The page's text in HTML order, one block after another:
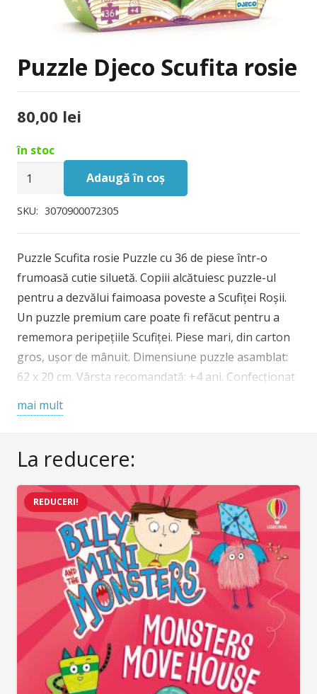
Puzzle Djeco Scufita rosie
80,00 lei
în stoc
Cantitate
Djeco
rosie
Adaugă în coș
SKU: 3070900072305
Puzzle Scufita rosie Puzzle cu 36 de piese într-o
frumoasă cutie siluetă. Copiii alcătuiesc puzzle-ul
pentru a dezvălui faimoasa poveste a Scufiței Roșii.
Un puzzle premium care poate fi refăcut pentru a
rememora peripețiile Scufiței. Piese mari, din carton
gros, ușor de mânuit. Dimensiune puzzle asamblat:
62 x 20 cm. Vârsta recomandată: +4 ani. Confecționat
EN71&ASTM. AVERTISMENT: Contraindicat copiilor
sufocare. Se recomandă supravegherea copilului de
Franța
mai mult
La reducere:
REDUCERI!